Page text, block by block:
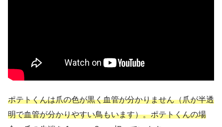
ポテトくんは爪の色が黒く血管が分かりません（爪が半透
明で血管が分かりやすい鳥もいます）。ポテトくんの場